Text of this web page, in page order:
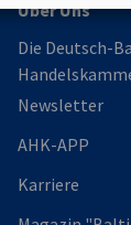
Über Uns
Die Deutsch-
Newsletter
AHK-APP
Karriere